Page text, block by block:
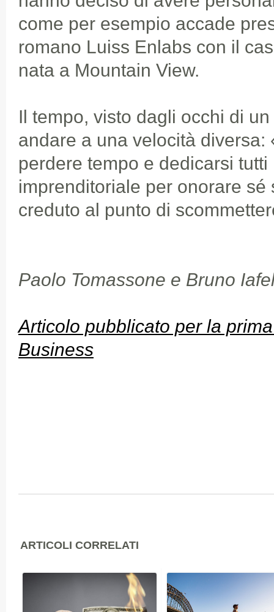
come per esempio accade
romano Luiss Enlabs con il
nata a Mountain View.
Il tempo, visto dagli occhi di
andare a una velocità diversa:
perdere tempo e dedicarsi
imprenditoriale per onorare sé
creduto al punto di
Paolo Tomassone e Bruno
Articolo pubblicato per la
Business
ARTICOLI CORRELATI